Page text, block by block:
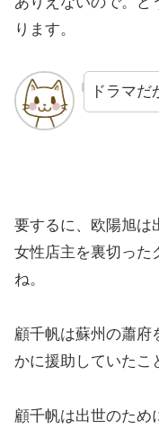
ります。
ドラマだ
要するに、欧陽旭は
女性店主を裏切った
ね。
顧千帆は蘇州の蕭府
かに援助していたこ
顧千帆は出世のため